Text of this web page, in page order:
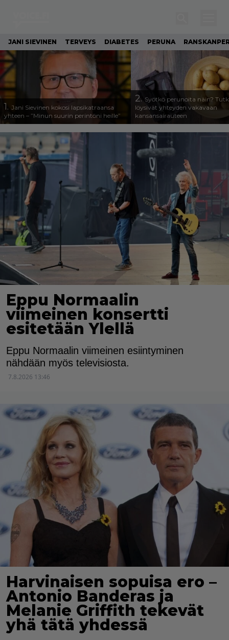
JANI SIEVINEN TERVEYS DIABETES PERUNA
1. Jani Sievinen kokosi lapsikatraansa
yhteen – ”Minun suurin perintöni heille”
2. Syötkö perunoita näin?
löysivät yhteyden vakavaan
kansansairauteen
Eppu Normaalin
viimeinen konsertti
esitetään Ylellä
Eppu Normaalin viimeinen esiintyminen
nähdään myös televisiosta.
7.8.2026 13:46
Harvinaisen sopuisa ero –
Antonio Banderas ja
Melanie Griffith tekevät
yhä tätä yhdessä